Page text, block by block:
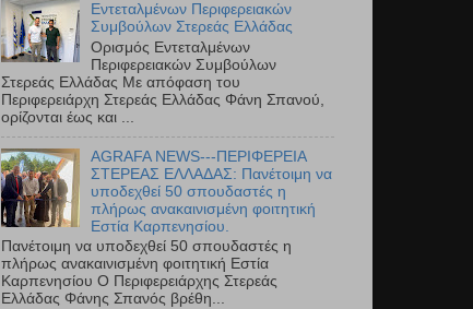
Εντεταλμένων Περιφερειακών
Συμβούλων Στερεάς Ελλάδας
Ορισμός Εντεταλμένων
Περιφερειακών Συμβούλων
Στερεάς Ελλάδας Με απόφαση του
Περιφερειάρχη Στερεάς Ελλάδας Φάνη Σπανού,
ορίζονται έως και ...
AGRAFA NEWS---ΠΕΡΙΦΕΡΕΙΑ
ΣΤΕΡΕΑΣ ΕΛΛΑΔΑΣ: Πανέτοιμη να
υποδεχθεί 50 σπουδαστές η
πλήρως ανακαινισμένη φοιτητική
Εστία Καρπενησίου.
Πανέτοιμη να υποδεχθεί 50 σπουδαστές η
πλήρως ανακαινισμένη φοιτητική Εστία
Καρπενησίου Ο Περιφερειάρχης Στερεάς
Ελλάδας Φάνης Σπανός βρέθη...